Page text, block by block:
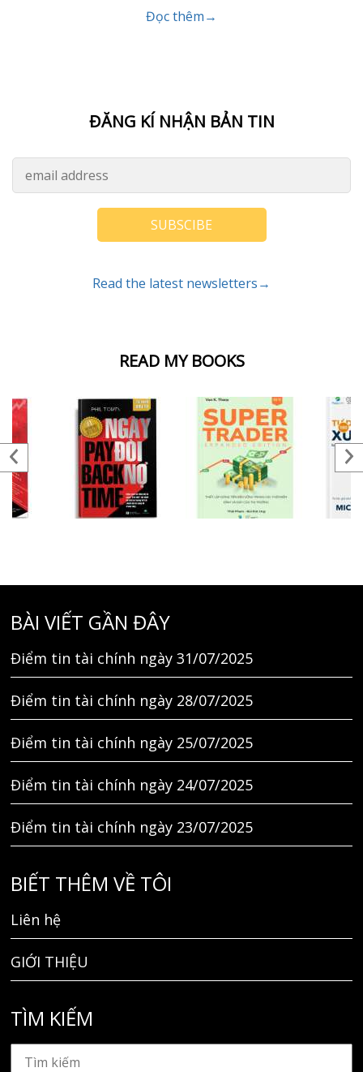
READ MY BOOKS
Đọc thêm→
ĐĂNG KÍ NHẬN BẢN TIN
SUBSCIBE
Read the latest newsletters→
BÀI VIẾT GẦN ĐÂY
Điểm tin tài chính ngày 31/07/2025
Điểm tin tài chính ngày 28/07/2025
Điểm tin tài chính ngày 25/07/2025
Điểm tin tài chính ngày 24/07/2025
Điểm tin tài chính ngày 23/07/2025
BIẾT THÊM VỀ TÔI
Liên hệ
GIỚI THIỆU
TÌM KIẾM